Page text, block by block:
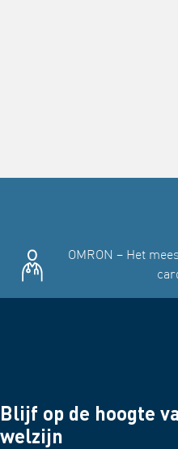
OMRON – Het
Blijf op de hoogte
welzijn